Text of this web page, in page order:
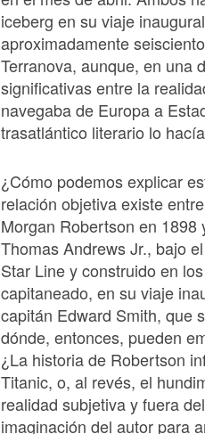
iceberg en su viaje
aproximadamente
Terranova, aunque, en una
significativas entre la
navegaba de Europa a
trasatlántico literario lo
¿Cómo podemos explicar
relación objetiva existe
Morgan Robertson en
Thomas Andrews Jr., bajo
Star Line y construido en
capitaneado, en su viaje
capitán Edward Smith, que
dónde, entonces, pueden
¿La historia de Robertson
Titanic, o, al revés, el
realidad subjetiva y fuera
imaginación del autor para